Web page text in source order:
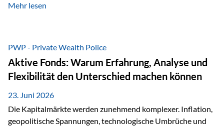
unumstößlich galten, versagen angesichts der expansiven
Nostalgie dar, sondern ist die modernste und strategisch
klügste Antwort auf globale Instabilität. Physische Werte
und der richtige Rechtsstandort sind heute keine bloße
Option mehr, sondern eine strategische Notwendigkeit. 1.
Der massive Aufwand hinter einem winzigen…
Mehr lesen
PWP - Private Wealth Police
Aktive Fonds: Warum Erfahrung, Analyse und
Flexibilität den Unterschied machen können
23. Juni 2026
Die Kapitalmärkte werden zunehmend komplexer. Inflation,
geopolitische Spannungen, technologische Umbrüche und